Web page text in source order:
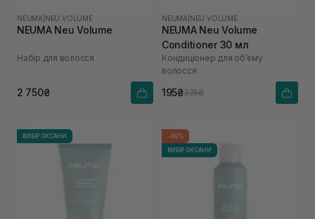
NEUMA NEU VOLUME
NEUMA Neu Volume
Набір для волосся
2 750₴
NEUMA NEU VOLUME
NEUMA Neu Volume
Conditioner 30 мл
Кондиціонер для обʼєму
волосся
195₴325₴
ВИБІР ОКСАНИ
-40%
ВИБІР ОКСАНИ